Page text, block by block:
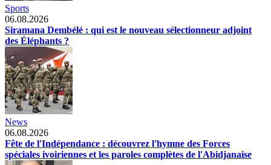
Sports
06.08.2026
Siramana Dembélé : qui est le nouveau sélectionneur adjoint
des Éléphants ?
News
06.08.2026
Fête de l'Indépendance : découvrez l'hymne des Forces
spéciales ivoiriennes et les paroles complètes de l'Abidjanaise